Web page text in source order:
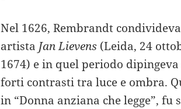
Nel 1626, Rembrandt
artista Jan Lievens (Leida, 24
1674) e in quel periodo
forti contrasti tra luce e ombra.
in “Donna anziana che legge”,